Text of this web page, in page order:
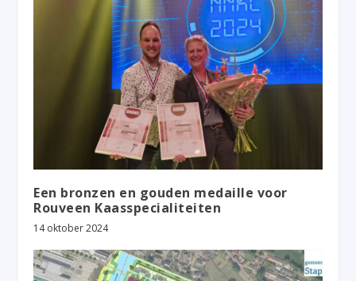
Een bronzen en gouden medaille voor
Rouveen Kaasspecialiteiten
14 oktober 2024